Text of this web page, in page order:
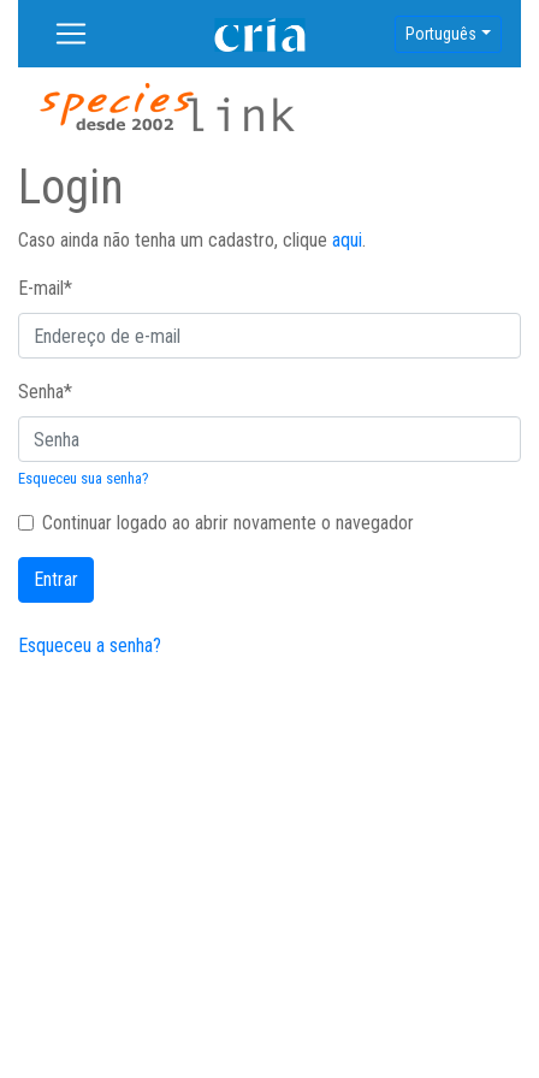
Português
Login
Caso ainda não tenha um cadastro, clique aqui.
E-mail*
Senha*
Esqueceu sua senha?
Continuar logado ao abrir novamente o navegador
Entrar
Esqueceu a senha?